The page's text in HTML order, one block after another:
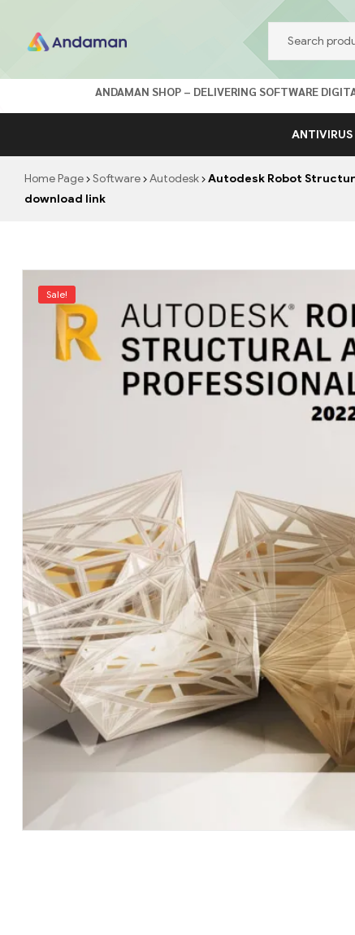
Shop
อันดามัน
ร้าน
ออนไลน์
ซอร์ฟแวร์
ANDAMAN SHOP – DELIVERING SOFTWARE
ANTIVIRUS
Home Page Software Autodesk
Autodesk Robot
download link
Sale!